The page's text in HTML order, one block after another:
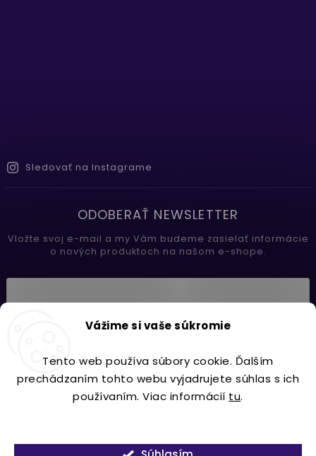
Vážime si vaše súkromie
Tento web používa súbory cookie. Ďalším
prechádzaním tohto webu vyjadrujete súhlas s ich
používaním. Viac informácií tu.
Sledovať na Instagrame
ODOBERAŤ NEWSLETTER
Vložte svoj e-mail a my Vám budeme zasielať informácie
o nových produktoch na našom e-shope.
Prihlásiť sa
Copyright 2026Lavdecor.sk. Všetky práva vyhradené.